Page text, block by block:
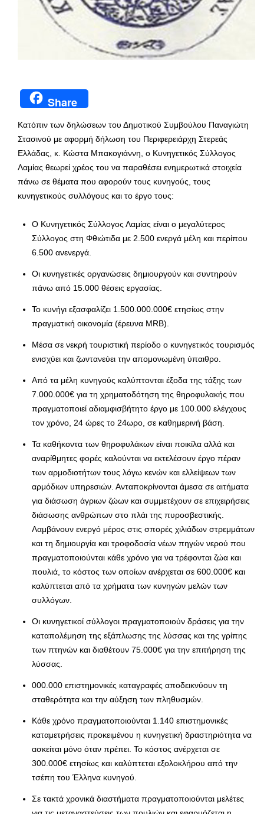
Share
Κατόπιν των δηλώσεων του Δημοτικού Συμβούλου Παναγιώτη
Στασινού με αφορμή δήλωση του Περιφερειάρχη Στερεάς
Ελλάδας, κ. Κώστα Μπακογιάννη, ο Κυνηγετικός Σύλλογος
Λαμίας θεωρεί χρέος του να παραθέσει ενημερωτικά στοιχεία
πάνω σε θέματα που αφορούν τους κυνηγούς, τους
κυνηγετικούς συλλόγους και το έργο τους:
Ο Κυνηγετικός Σύλλογος Λαμίας είναι ο μεγαλύτερος
Σύλλογος στη Φθιώτιδα με 2.500 ενεργά μέλη και περίπου
6.500 ανενεργά.
Οι κυνηγετικές οργανώσεις δημιουργούν και συντηρούν
πάνω από 15.000 θέσεις εργασίας.
Το κυνήγι εξασφαλίζει 1.500.000.000€ ετησίως στην
πραγματική οικονομία (έρευνα MRB).
Μέσα σε νεκρή τουριστική περίοδο ο κυνηγετικός τουρισμός
ενισχύει και ζωντανεύει την απομονωμένη ύπαιθρο.
Από τα μέλη κυνηγούς καλύπτονται έξοδα της τάξης των
7.000.000€ για τη χρηματοδότηση της θηροφυλακής που
πραγματοποιεί αδιαμφισβήτητο έργο με 100.000 ελέγχους
τον χρόνο, 24 ώρες το 24ωρο, σε καθημερινή βάση.
Τα καθήκοντα των θηροφυλάκων είναι ποικίλα αλλά και
αναρίθμητες φορές καλούνται να εκτελέσουν έργο πέραν
των αρμοδιοτήτων τους λόγω κενών και ελλείψεων των
αρμόδιων υπηρεσιών. Ανταποκρίνονται άμεσα σε αιτήματα
για διάσωση άγριων ζώων και συμμετέχουν σε επιχειρήσεις
διάσωσης ανθρώπων στο πλάι της πυροσβεστικής.
Λαμβάνουν ενεργό μέρος στις σπορές χιλιάδων στρεμμάτων
και τη δημιουργία και τροφοδοσία νέων πηγών νερού που
πραγματοποιούνται κάθε χρόνο για να τρέφονται ζώα και
πουλιά, το κόστος των οποίων ανέρχεται σε 600.000€ και
καλύπτεται από τα χρήματα των κυνηγών μελών των
συλλόγων.
Οι κυνηγετικοί σύλλογοι πραγματοποιούν δράσεις για την
καταπολέμηση της εξάπλωσης της λύσσας και της γρίπης
των πτηνών και διαθέτουν 75.000€ για την επιτήρηση της
λύσσας.
000.000 επιστημονικές καταγραφές αποδεικνύουν τη
σταθερότητα και την αύξηση των πληθυσμών.
Κάθε χρόνο πραγματοποιούνται 1.140 επιστημονικές
καταμετρήσεις προκειμένου η κυνηγετική δραστηριότητα να
ασκείται μόνο όταν πρέπει. Το κόστος ανέρχεται σε
300.000€ ετησίως και καλύπτεται εξολοκλήρου από την
τσέπη του Έλληνα κυνηγού.
Σε τακτά χρονικά διαστήματα πραγματοποιούνται μελέτες